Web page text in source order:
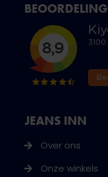
JEANS INN
Over ons
Onze winkels
BEOORDELING